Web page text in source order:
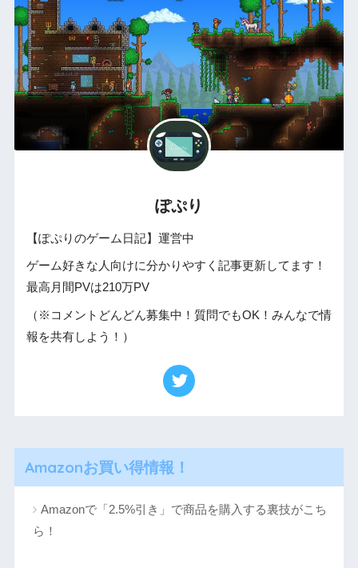
ぽぷり
【ぽぷりのゲーム日記】運営中
ゲーム好きな人向けに分かりやすく記事更新してます！
最高月間PVは210万PV
（※コメントどんどん募集中！質問でもOK！みんなで情
報を共有しよう！）
Amazonお買い得情報！
Amazonで「2.5%引き」で商品を購入する裏技がこち
ら！